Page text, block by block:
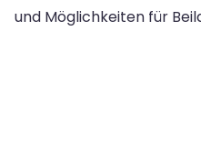
und Möglichkeiten für